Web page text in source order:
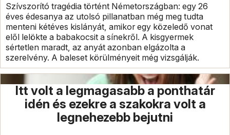
Szívszorító tragédia történt Németországban: egy 26
éves édesanya az utolsó pillanatban még meg tudta
menteni kétéves kislányát, amikor egy közeledő vonat
elől lelökte a babakocsit a sínekről. A kisgyermek
sértetlen maradt, az anyát azonban elgázolta a
szerelvény. A baleset körülményeit még vizsgálják.
Itt volt a legmagasabb a ponthatár
idén és ezekre a szakokra volt a
legnehezebb bejutni